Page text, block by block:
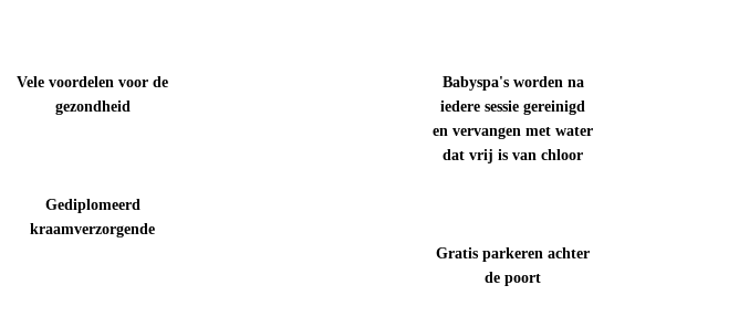
Vele voordelen voor de
gezondheid
Gediplomeerd
kraamverzorgende
Babyspa's worden na
iedere sessie gereinigd
en vervangen met water
dat vrij is van chloor
Gratis parkeren achter
de poort